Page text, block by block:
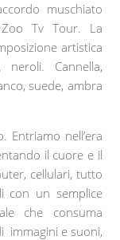
muschiato
Tv Tour. La
artistica
Cannella,
suede, ambra
nell’era
il cuore e il
cellulari, tutto
con un semplice
che consuma
immagini e suoni,